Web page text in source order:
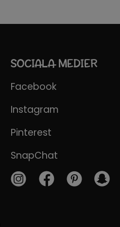
SOCIALA MEDIER
Facebook
Instagram
Pinterest
SnapChat